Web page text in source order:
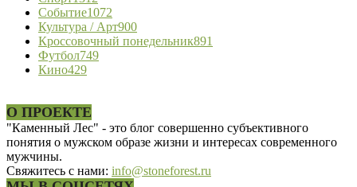
Событие1072
Культура / Арт900
Кроссовочный понедельник891
Футбол749
Кино429
О ПРОЕКТЕ
"Каменный Лес" - это блог совершенно субъективного
понятия о мужском образе жизни и интересах современного
мужчины.
Свяжитесь с нами: info@stoneforest.ru